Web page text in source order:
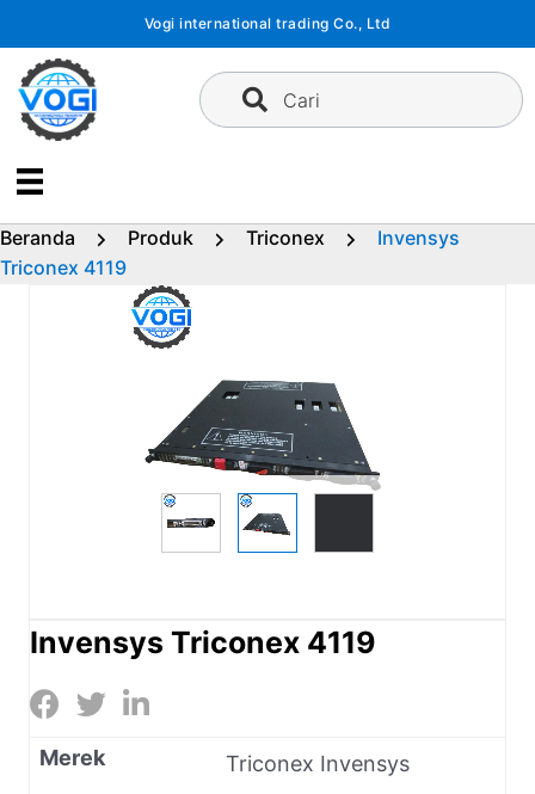
konten
Vogi international trading Co., Ltd
Cari
Beranda Produk Triconex
Invensys
Triconex 4119
Invensys Triconex 4119
Merek
Triconex Invensys